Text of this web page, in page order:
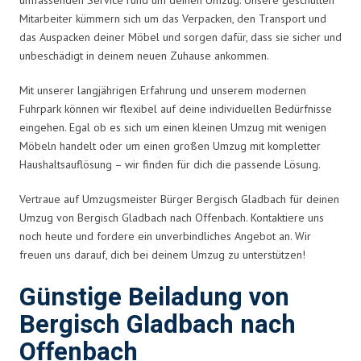
Mitarbeiter kümmern sich um das Verpacken, den Transport und
das Auspacken deiner Möbel und sorgen dafür, dass sie sicher und
unbeschädigt in deinem neuen Zuhause ankommen.
Mit unserer langjährigen Erfahrung und unserem modernen
Fuhrpark können wir flexibel auf deine individuellen Bedürfnisse
eingehen. Egal ob es sich um einen kleinen Umzug mit wenigen
Möbeln handelt oder um einen großen Umzug mit kompletter
Haushaltsauflösung – wir finden für dich die passende Lösung.
Vertraue auf Umzugsmeister Bürger Bergisch Gladbach für deinen
Umzug von Bergisch Gladbach nach Offenbach. Kontaktiere uns
noch heute und fordere ein unverbindliches Angebot an. Wir
freuen uns darauf, dich bei deinem Umzug zu unterstützen!
Günstige Beiladung von
Bergisch Gladbach nach
Offenbach